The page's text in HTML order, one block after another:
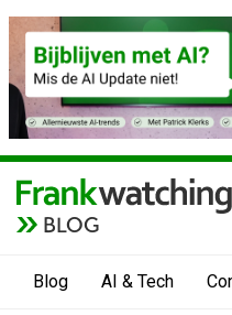
BLOG
Blog AI & Tech